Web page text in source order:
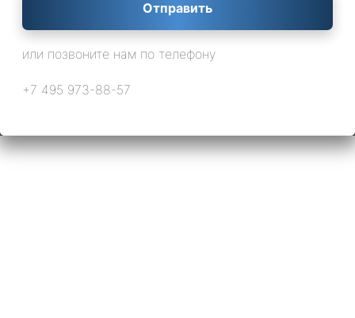
Отправить
или позвоните нам по телефону
+7 495 973-88-57